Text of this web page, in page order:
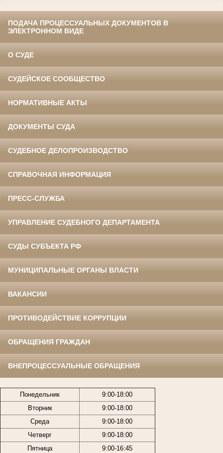
ПОДАЧА ПРОЦЕССУАЛЬНЫХ ДОКУМЕНТОВ В
ЭЛЕКТРОННОМ ВИДЕ
О СУДЕ
СУДЕЙСКОЕ СООБЩЕСТВО
НОРМАТИВНЫЕ АКТЫ
ДОКУМЕНТЫ СУДА
СУДЕБНОЕ ДЕЛОПРОИЗВОДСТВО
СПРАВОЧНАЯ ИНФОРМАЦИЯ
ПРЕСС-СЛУЖБА
УПРАВЛЕНИЕ СУДЕБНОГО ДЕПАРТАМЕНТА
СУДЫ СУБЪЕКТА РФ
МУНИЦИПАЛЬНЫЕ ОРГАНЫ ВЛАСТИ
ВАКАНСИИ
ПРОТИВОДЕЙСТВИЕ КОРРУПЦИИ
ОБРАЩЕНИЯ ГРАЖДАН
ВНЕПРОЦЕССУАЛЬНЫЕ ОБРАЩЕНИЯ
Понедельник
9:00-18:00
Вторник
9:00-18:00
Среда
9:00-18:00
Четверг
9:00-18:00
Пятница
9:00-16:45